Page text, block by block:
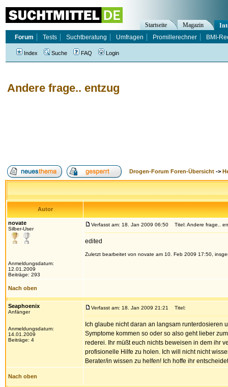
Andere frage.. entzug
Drogen-Forum Foren-Übersicht ->
Autor
novate
Silber-User
Anmeldungsdatum:
12.01.2009
Beiträge: 293
Verfasst am: 18. Jan 2009 06:50 Titel: Andere frage..
edited
Zuletzt bearbeitet von novate am 10. Feb 2009 17:50,
Nach oben
Seaphoenix
Anfänger
Anmeldungsdatum:
14.01.2009
Beiträge: 4
Verfasst am: 18. Jan 2009 21:21 Titel:
Ich glaube nicht daran an langsam runterdosieren
Symptome kommen so oder so also geht lieber
rederei. Ihr müßt euch nichts beweisen in dem ihr
profisionelle Hilfe zu holen. Ich will nicht nicht
Berater/in wissen zu helfen! Ich hoffe ihr
Nach oben
Startseite Magazin
Forum
Tests Suchtberatung Umfragen Promillerechner BMI-
Index Suche FAQ Login